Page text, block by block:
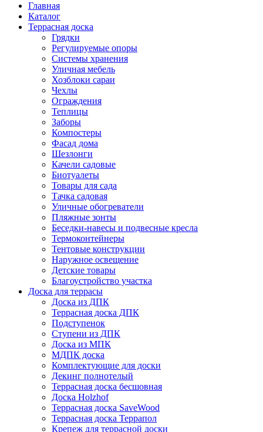
Главная
Каталог
Террасная доска
Грядки
Регулируемые опоры
Системы хранения
Уличная мебель
Хозблоки сараи
Чехлы
Ограждения
Теплицы
Заборы
Компостеры
Фасад дома
Шезлонги
Качели садовые
Биотуалеты
Товары для сада
Тачка садовая
Уличные обогреватели
Пляжные зонты
Беседки-навесы и подвесные кресла
Термоконтейнеры
Тентовые конструкции
Наружное освещение
Детские товары
Благоустройство участка
Доска для террасы
Доска из ДПК
Террасная доска ДПК
Подступенок
Ступени из ДПК
Доска из МПК
МДПК доска
Комплектующие для доски
Декинг полнотелый
Террасная доска бесшовная
Доска Holzhof
Террасная доска SaveWood
Террасная доска Террапол
Крепеж для террасной доски